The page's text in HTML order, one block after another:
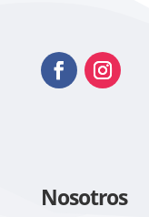
Nosotros